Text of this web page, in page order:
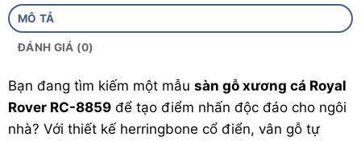
Hèm khóa:Hèm khóa chuyên dụng cho xương
cá.
Sử dụng công nghệ :Malaysia.
MÔ TẢ
ĐÁNH GIÁ (0)
Bạn đang tìm kiếm một mẫu sàn gỗ xương cá Royal
Rover RC-8859 để tạo điểm nhấn độc đáo cho ngôi
nhà? Với thiết kế herringbone cổ điển, vân gỗ tự